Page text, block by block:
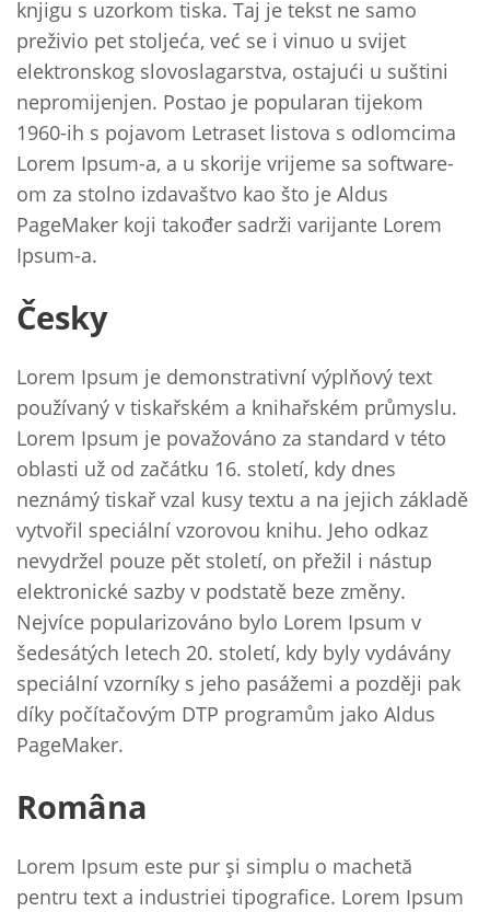
knjigu s uzorkom tiska. Taj je tekst ne samo
preživio pet stoljeća, već se i vinuo u svijet
elektronskog slovoslagarstva, ostajući u suštini
nepromijenjen. Postao je popularan tijekom
1960-ih s pojavom Letraset listova s odlomcima
Lorem Ipsum-a, a u skorije vrijeme sa software-
om za stolno izdavaštvo kao što je Aldus
PageMaker koji također sadrži varijante Lorem
Ipsum-a.
Česky
Lorem Ipsum je demonstrativní výplňový text
používaný v tiskařském a knihařském průmyslu.
Lorem Ipsum je považováno za standard v této
oblasti už od začátku 16. století, kdy dnes
neznámý tiskař vzal kusy textu a na jejich základě
vytvořil speciální vzorovou knihu. Jeho odkaz
nevydržel pouze pět století, on přežil i nástup
elektronické sazby v podstatě beze změny.
Nejvíce popularizováno bylo Lorem Ipsum v
šedesátých letech 20. století, kdy byly vydávány
speciální vzorníky s jeho pasážemi a později pak
díky počítačovým DTP programům jako Aldus
PageMaker.
Româna
Lorem Ipsum este pur şi simplu o machetă
pentru text a industriei tipografice. Lorem Ipsum